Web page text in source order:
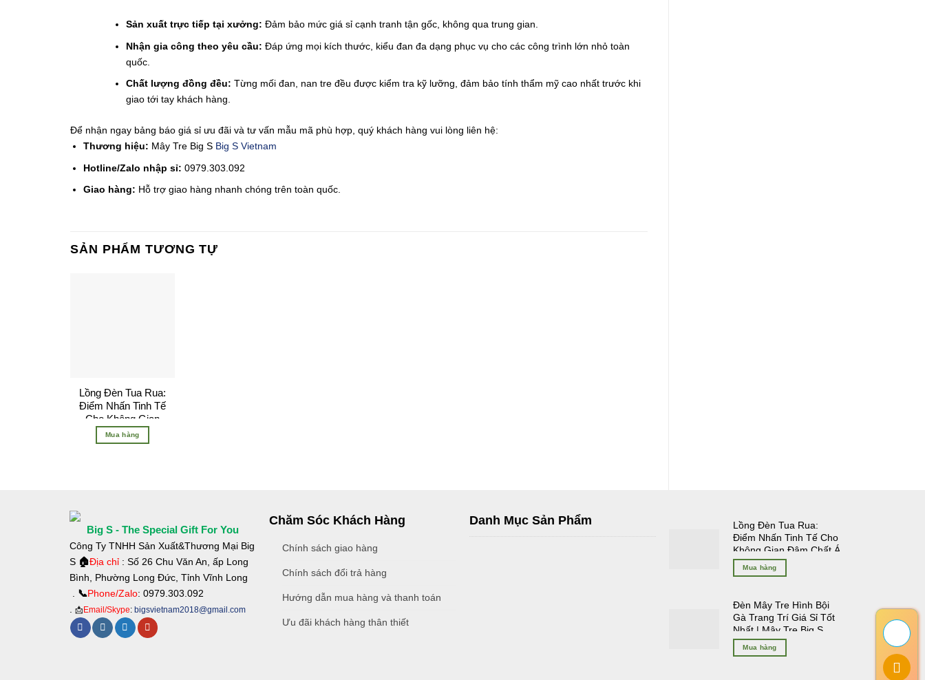
Sản xuất trực tiếp tại xưởng: Đảm bảo mức giá sỉ cạnh tranh tận gốc, không qua trung gian.
Nhận gia công theo yêu cầu: Đáp ứng mọi kích thước, kiểu đan đa dạng phục vụ cho các công trình lớn nhỏ toàn
quốc.
Chất lượng đồng đều: Từng mối đan, nan tre đều được kiểm tra kỹ lưỡng, đảm bảo tính thẩm mỹ cao nhất trước khi
giao tới tay khách hàng.
Để nhận ngay bảng báo giá sỉ ưu đãi và tư vấn mẫu mã phù hợp, quý khách hàng vui lòng liên hệ:
Thương hiệu: Mây Tre Big S Big S Vietnam
Hotline/Zalo nhập sỉ: 0979.303.092
Giao hàng: Hỗ trợ giao hàng nhanh chóng trên toàn quốc.
SẢN PHẨM TƯƠNG TỰ
Lồng Đèn Tua Rua:
Điểm Nhấn Tinh Tế
Cho Không Gian
Đậm Chất Á Đông
Mua hàng
Big S - The Special Gift For You
Công Ty TNHH Sản Xuất&Thương Mại Big
S 🏠Địa chỉ : Số 26 Chu Văn An, ấp Long
Bình, Phường Long Đức, Tỉnh Vĩnh Long
. 📞Phone/Zalo: 0979.303.092
. 📩 Email/Skype: bigsvietnam2018@gmail.com
Chăm Sóc Khách Hàng
Chính sách giao hàng
Chính sách đổi trả hàng
Hướng dẫn mua hàng và thanh toán
Ưu đãi khách hàng thân thiết
Danh Mục Sản Phẩm
Lồng Đèn Tua Rua:
Điểm Nhấn Tinh Tế Cho
Không Gian Đậm Chất Á
Đông
Mua hàng
Đèn Mây Tre Hình Bội
Gà Trang Trí Giá Sỉ Tốt
Nhất | Mây Tre Big S
Mua hàng